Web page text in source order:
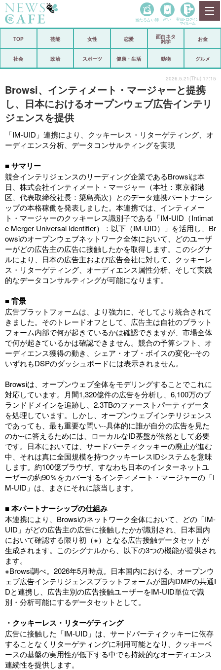
政治
芸能 スポーツ
恋愛
コメントポスト アリ／ナシ
登録・ログイン/マイルーム
当たる占い師 占い 登録• ログイン
マイルーム
TOP 芸能 女性 恋愛
面白ネタ
雑学
お金
社会 政治 スポーツ 健康・生活 動物 グルメ
Browsi、インティメート・マージャーと提携
し、日本におけるオープンウェブ広告インテリ
ジェンスを提供
2026.5.21(Thu) 17:15
「IM-UID」連携により、クッキーレス・リターゲティング、オ
ーディエンス分析、データコンサルティングを実現
■ サマリー
競合インテリジェンスのリーディング企業であるBrowsiは本
日、株式会社インティメート・マージャー（本社：東京都港
区、代表取締役社長：簗島亮次）とのデータ連携パートナーシ
ップの本格稼働を発表しました。本連携では、インティメー
ト・マージャーのクッキーレス識別子である「IM-UID（Intimat
e Merger Universal Identifier）：以下（IM-UID）」を活用し、Br
owsiのオープンウェブネットワーク全体において、どのユーザ
ーがどの広告主の広告に接触したかを取得します。このシグナ
ルにより、日本の広告主および広告会社に対して、クッキーレ
ス・リターゲティング、オーディエンス属性分析、そして実践
的なデータコンサルティングが可能になります。
■ 背景
広告プラットフォームは、より強力に、そしてより統合されて
きました。そのトレードオフとして、広告主は自社のプラット
フォーム内部で何が起きているかは確認できますが、市場全体
で何が起きているかは確認できません。競合の予算シフト、オ
ーディエンス獲得の動き、シェア・オブ・ボイスの変化--その
いずれもDSPのダッシュボードには表示されません。
Browsiは、オープンウェブ全体をモデリングすることでこれに
対応しています。月間1,320億件の広告を分析し、6,100万のブ
ランドドメインを追跡し、2.3TBのファーストパーティデータ
を処理しています。しかし、オープンウェブインテリジェンス
であっても、最も重要な問い--具体的に誰が自分の広告を見た
のか--に答えるためには、ローカルなID基盤が依然として必要
です。日本においては、サードパーティクッキーの廃止が進む
中、それは真に全国規模を持つクッキーレスIDシステムを意味
します。約100億ブラウザ、すなわち日本のインターネットユ
ーザーの約90％をカバーするインティメート・マージャーの「I
M-UID」は、まさにそれに該当します。
■ 本パートナーシップの仕組み
本連携により、Browsiのネットワーク全体において、どの「IM-
UID」がどの広告主の広告に接触したかが識別され、日本国内
において確認する限り初（※）となる広告接触データセットが
生成されます。このシグナルから、以下の3つの機能が提供され
ます。
※Browsi調べ。2026年5月時点。日本国内における、オープンウ
ェブ広告インテリジェンスプラットフォームが国内DMPの共通I
Dと連携し、広告主別の広告接触ユーザーをIM-UID単位で識
別・分析可能にするデータセットとして。
・クッキーレス・リターゲティング
広告に接触した「IM-UID」は、サードパーティクッキーに依存
することなくリターゲティングに利用可能となり、クッキーベ
ースの基盤の実用性が低下する中でも持続的なオーディエンス
連続性を提供します。